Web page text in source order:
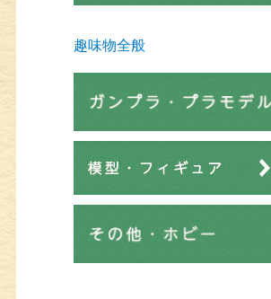
趣味物全般